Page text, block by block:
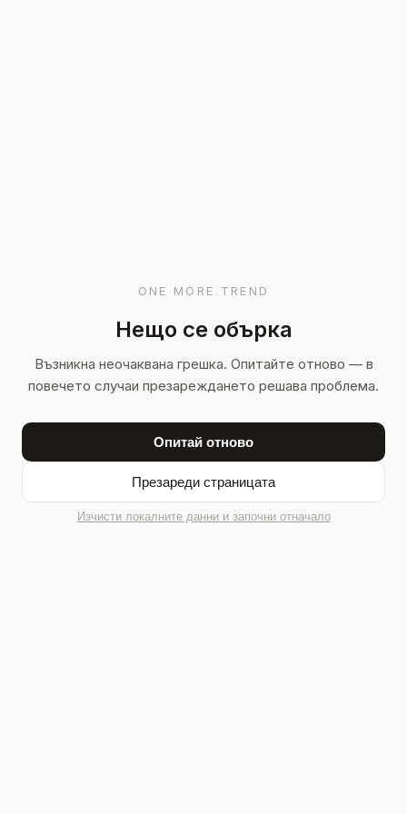
ONE MORE TREND
Нещо се обърка
Възникна неочаквана грешка. Опитайте отново — в
повечето случаи презареждането решава проблема.
Опитай отново
Презареди страницата
Изчисти локалните данни и започни отначало